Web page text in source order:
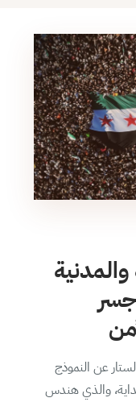
جسر
عن النموذج
والذي هندس